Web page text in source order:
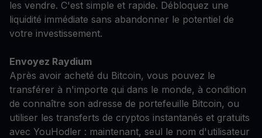
les vendre. C'est simple et rapide. Débloquez une
liquidité immédiate sans abandonner le potentiel de
votre investissement.
Envoyez Raydium
Après avoir acheté du Bitcoin, vous pouvez le
transférer à n'importe qui dans le monde, à condition
de connaître son adresse de portefeuille Bitcoin, ou
utiliser les transferts de cryptos instantanés et gratuits
avec YouHodler : maintenant, seul le nom d'utilisateur